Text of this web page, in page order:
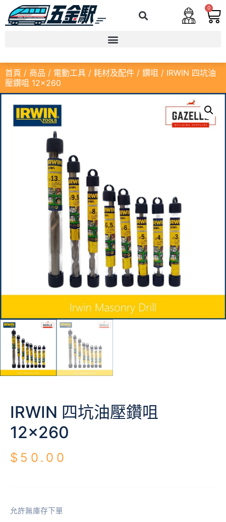
0
首頁 / 商品 / 電動工具 / 耗材及配件 / 鑽咀 / IRWIN 四坑油
壓鑽咀 12×260
IRWIN 四坑油壓鑽咀
12×260
$ 50.00
允許無庫存下單